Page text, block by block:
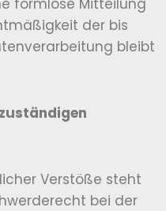
formlose Mitteilung
der bis
bleibt
Verstöße steht
bei der